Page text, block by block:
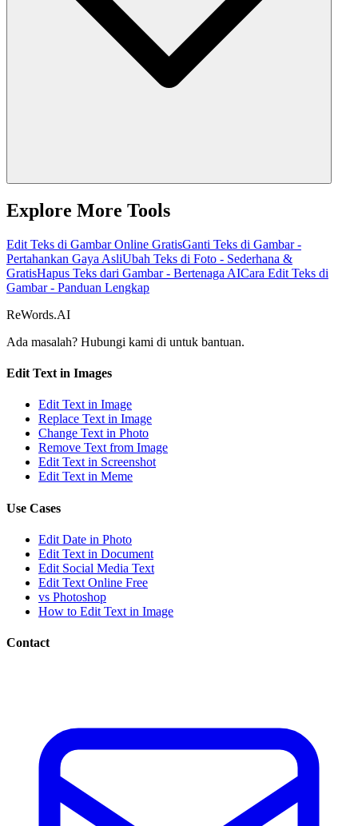
Explore More Tools
Edit Teks di Gambar Online GratisGanti Teks di Gambar -
Pertahankan Gaya AsliUbah Teks di Foto - Sederhana &
GratisHapus Teks dari Gambar - Bertenaga AICara Edit Teks di
Gambar - Panduan Lengkap
ReWords.AI
Ada masalah? Hubungi kami di untuk bantuan.
Edit Text in Images
Edit Text in Image
Replace Text in Image
Change Text in Photo
Remove Text from Image
Edit Text in Screenshot
Edit Text in Meme
Use Cases
Edit Date in Photo
Edit Text in Document
Edit Social Media Text
Edit Text Online Free
vs Photoshop
How to Edit Text in Image
Contact